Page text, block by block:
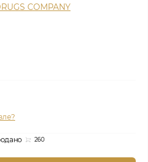
COMPANY
260